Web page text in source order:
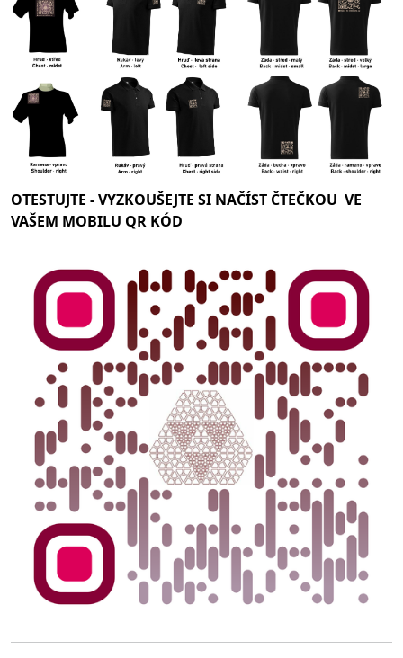
OTESTUJTE -VYZKOUŠEJTE SI NAČÍST ČTEČKOU VE
VAŠEM MOBILU QR KÓD